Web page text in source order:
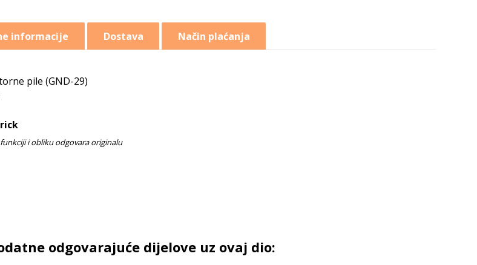
informacije Dostava Način plaćanja
pile (GND-29)
odgovarajuće dijelove uz ovaj dio: